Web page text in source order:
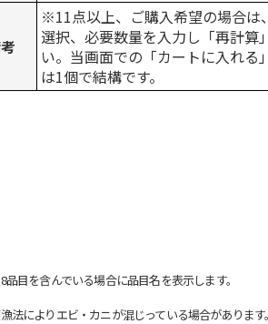
※11点以上、ご購入希望の場合は
選択、必要数量を入力し「再計算
い。当画面での「カートに入れる
は1個で結構です。
目を含んでいる場合に品目名を表示します。
によりエビ・カニが混じっている場合がありま